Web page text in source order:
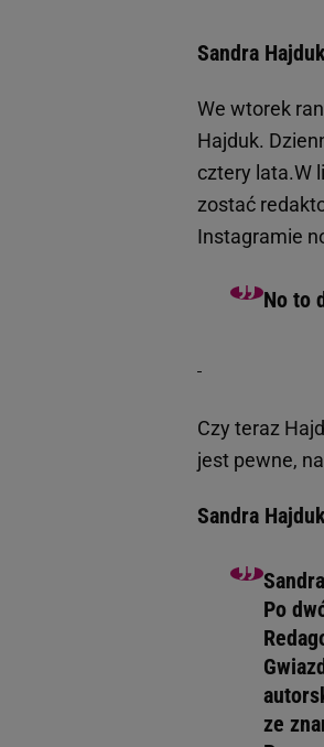
Sandra
We wtorek
Hajduk.
cztery lata.W
zostać
Instagramie
No to
Czy teraz
jest pewne,
Sandra
Po
ze